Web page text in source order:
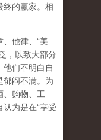
终的赢家。相
他律、 “美
，以致大部分
他们不明白自
郁闷不满。为
、购物、工
认为是在“享受